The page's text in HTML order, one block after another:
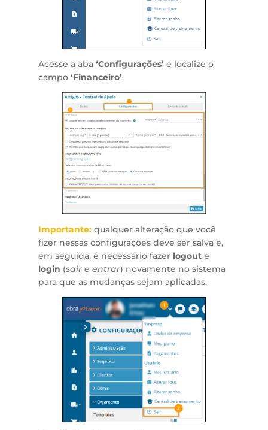
Acesse a aba ‘Configurações’ e localize o
campo ‘Financeiro’.
Importante: qualquer alteração que você
fizer nessas configurações deve ser salva e,
em seguida, é necessário fazer logout e
login (sair e entrar) novamente no sistema
para que as mudanças sejam aplicadas.